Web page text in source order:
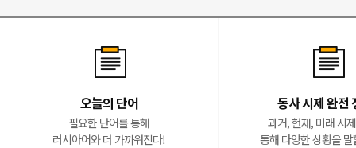
오늘의 단어
필요한 단어를 통해
러시아어와 더 가까워진다!
동사 시제 완전
과거, 현재, 미래 시
통해 다양한 상황을